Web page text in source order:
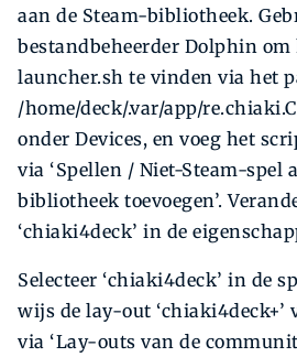
aan de Steam-bibliotheek.
bestandbeheerder Dolphin
launcher.sh te vinden via het
/home/deck/.var/app/
onder Devices, en voeg het
via ‘Spellen / Niet-Steam-spel
bibliotheek toevoegen’.
‘chiaki4deck’ in de
Selecteer ‘chiaki4deck’ in de
wijs de lay-out ‘chiaki4deck+’
via ‘Lay-outs van de